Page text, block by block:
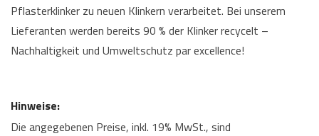
Pflasterklinker zu neuen Klinkern verarbeitet. Bei unserem
Lieferanten werden bereits 90 % der Klinker recycelt –
Nachhaltigkeit und Umweltschutz par excellence!
Hinweise:
Die angegebenen Preise, inkl. 19% MwSt., sind